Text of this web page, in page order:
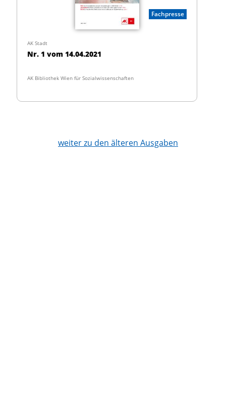
Fachpresse
AK Stadt
Nr. 1 vom 14.04.2021
AK Bibliothek Wien für Sozialwissenschaften
weiter zu den älteren Ausgaben